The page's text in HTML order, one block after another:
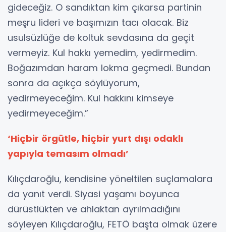
gideceğiz. O sandıktan kim çıkarsa partinin
meşru lideri ve başımızın tacı olacak. Biz
usulsüzlüğe de koltuk sevdasına da geçit
vermeyiz. Kul hakkı yemedim, yedirmedim.
Boğazımdan haram lokma geçmedi. Bundan
sonra da açıkça söylüyorum,
yedirmeyeceğim. Kul hakkını kimseye
yedirmeyeceğim.”
‘Hiçbir örgütle, hiçbir yurt dışı odaklı
yapıyla temasım olmadı’
Kılıçdaroğlu, kendisine yöneltilen suçlamalara
da yanıt verdi. Siyasi yaşamı boyunca
dürüstlükten ve ahlaktan ayrılmadığını
söyleyen Kılıçdaroğlu, FETÖ başta olmak üzere